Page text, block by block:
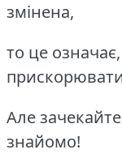
змінена,
то це
Але
знайомо!